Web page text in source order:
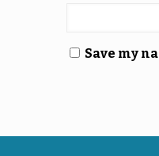
Save my